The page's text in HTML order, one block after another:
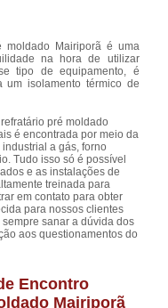
moldado Mairiporã é uma
na hora de utilizar
tipo de equipamento, é
um isolamento térmico de
pré moldado
é encontrada por meio da
a gás, forno
Tudo isso só é possível
e as instalações de
treinada para
em contato para obter
para nossos clientes
sanar a dúvida dos
aos questionamentos do
Encontro
Mairiporã